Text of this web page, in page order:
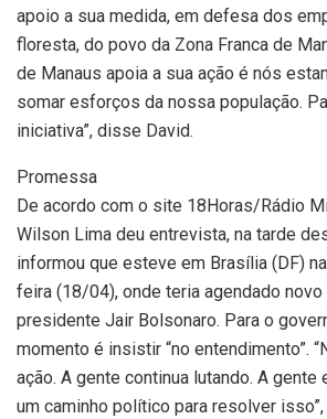
apoio a sua medida, em defesa dos
floresta, do povo da Zona Franca de
de Manaus apoia a sua ação é nós
somar esforços da nossa população.
iniciativa”, disse David.
Promessa
De acordo com o site 18Horas/Rádio
Wilson Lima deu entrevista, na tarde
informou que esteve em Brasília (DF)
feira (18/04), onde teria agendado
presidente Jair Bolsonaro. Para o
momento é insistir “no entendimento”.
ação. A gente continua lutando. A gente
um caminho político para resolver